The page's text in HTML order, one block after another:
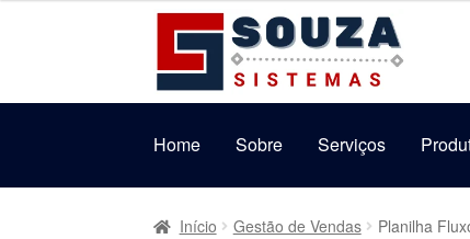
Pular
para
navegação
Pular
para
o
conteúdo
Home
Sobre Serviços
Início Gestão de Vendas Planilha
original
era:
R$69,99.
atual
é:
R$39,99.